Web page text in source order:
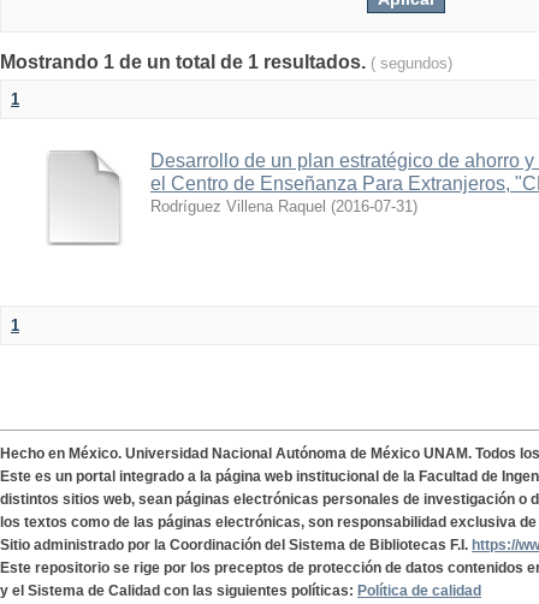
Mostrando 1 de un total de 1 resultados. ( segundos)
1
Desarrollo de un plan estratégico de ahorro
el Centro de Enseñanza Para Extranjeros,
Rodríguez Villena Raquel (2016-07-31)
1
Hecho en México. Universidad Nacional Autónoma de México UNAM. Todos
Este es un portal integrado a la página web institucional de la Facultad de
distintos sitios web, sean páginas electrónicas personales de investigación o
los textos como de las páginas electrónicas, son responsabilidad exclusiva
Sitio administrado por la Coordinación del Sistema de Bibliotecas F.I. https://
Este repositorio se rige por los preceptos de protección de datos contenidos
y el Sistema de Calidad con las siguientes políticas: Política de calidad